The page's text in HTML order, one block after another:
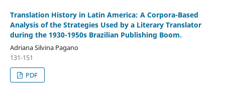
Translation History in Latin America: A Corpora-Based
Analysis of the Strategies Used by a Literary Translator
during the 1930-1950s Brazilian Publishing Boom.
Adriana Silvina Pagano
131-151
PDF